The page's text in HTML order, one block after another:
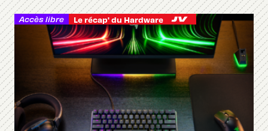
Accès libre Le récap' du Hardware